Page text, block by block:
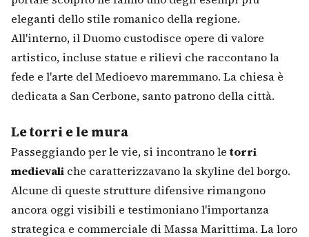
eleganti dello stile romanico della regione.
All'interno, il Duomo custodisce opere di valore
artistico, incluse statue e rilievi che raccontano la
fede e l'arte del Medioevo maremmano. La chiesa è
dedicata a San Cerbone, santo patrono della città.
Le torri e le mura
Passeggiando per le vie, si incontrano le torri
medievali che caratterizzavano la skyline del borgo.
Alcune di queste strutture difensive rimangono
ancora oggi visibili e testimoniano l'importanza
strategica e commerciale di Massa Marittima. La loro